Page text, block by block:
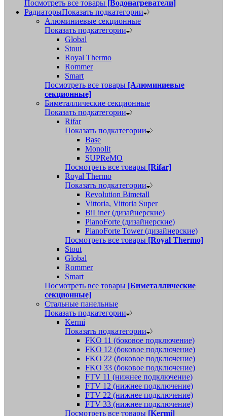
Посмотреть все товары [Водонагреватели]
РадиаторыПоказать подкатегории
Алюминиевые секционные
Показать подкатегории
Global
Stout
Royal Thermo
Rommer
Smart
Посмотреть все товары [Алюминиевые
секционные]
Биметаллические секционные
Показать подкатегории
Rifar
Показать подкатегории
Base
Monolit
SUPReMO
Посмотреть все товары [Rifar]
Royal Thermo
Показать подкатегории
Revolution Bimetall
Vittoria, Vittoria Super
BiLiner (дизайнерские)
PianoForte (дизайнерские)
PianoForte Tower (дизайнерские)
Посмотреть все товары [Royal Thermo]
Stout
Global
Rommer
Smart
Посмотреть все товары [Биметаллические
секционные]
Стальные панельные
Показать подкатегории
Kermi
Показать подкатегории
FKO 11 (боковое подключение)
FKO 12 (боковое подключение)
FKO 22 (боковое подключение)
FKO 33 (боковое подключение)
FTV 11 (нижнее подключение)
FTV 12 (нижнее подключение)
FTV 22 (нижнее подключение)
FTV 33 (нижнее подключение)
Посмотреть все товары [Kermi]